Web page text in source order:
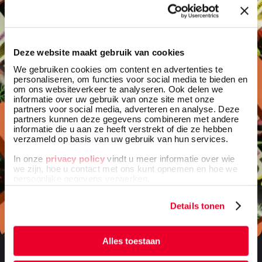
Deze website maakt gebruik van cookies
We gebruiken cookies om content en advertenties te
personaliseren, om functies voor social media te bieden en
om ons websiteverkeer te analyseren. Ook delen we
informatie over uw gebruik van onze site met onze
partners voor social media, adverteren en analyse. Deze
partners kunnen deze gegevens combineren met andere
informatie die u aan ze heeft verstrekt of die ze hebben
verzameld op basis van uw gebruik van hun services.
In onze privacy policy vindt u meer informatie over wie
we zijn, hoe u contact met ons kunt opnemen en hoe we
Details tonen
Alles toestaan